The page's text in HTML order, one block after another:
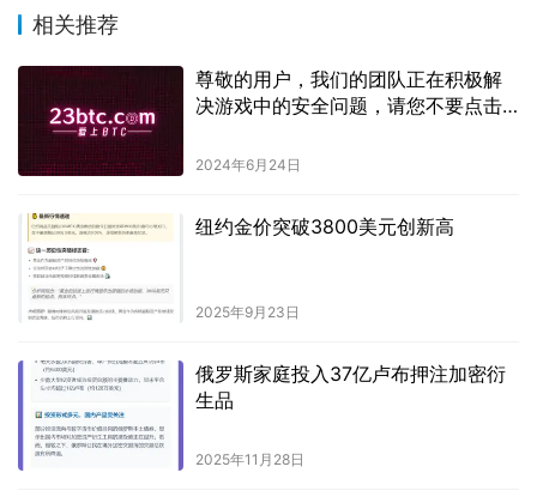
相关推荐
尊敬的用户，我们的团队正在积极解
决游戏中的安全问题，请您不要点击
2024年6月24日
纽约金价突破3800美元创新高
2025年9月23日
俄罗斯家庭投入37亿卢布押注加密衍
生品
2025年11月28日